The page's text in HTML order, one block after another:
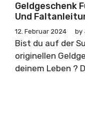
Geldgeschenk
Und
12. Februar 2024 by
Bist du auf der
originellen
deinem Leben ?